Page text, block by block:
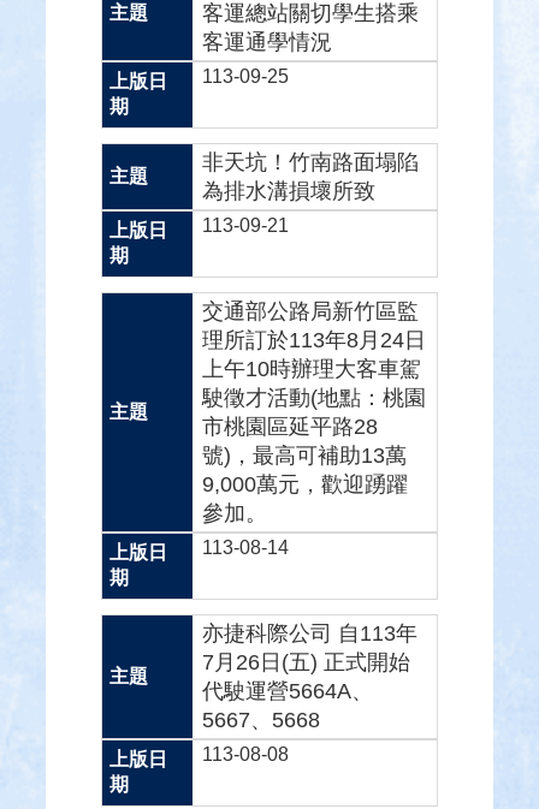
客運總站關切學生搭乘
客運通學情況
113-09-25
非天坑！竹南路面塌陷
為排水溝損壞所致
113-09-21
交通部公路局新竹區監
理所訂於113年8月24日
上午10時辦理大客車駕
駛徵才活動(地點：桃園
市桃園區延平路28
號)，最高可補助13萬
9,000萬元，歡迎踴躍
參加。
113-08-14
亦捷科際公司 自113年
7月26日(五) 正式開始
代駛運營5664A、
5667、5668
113-08-08